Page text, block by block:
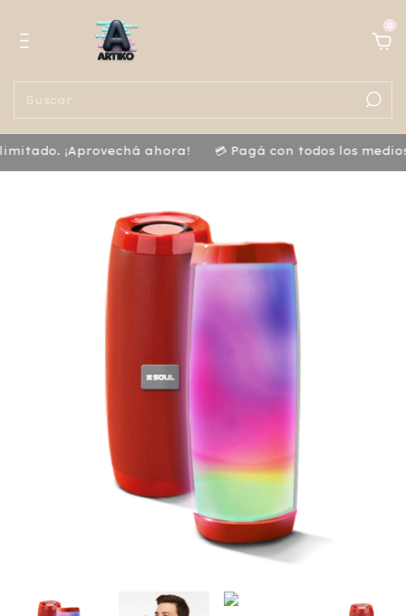
0
¡Aprovechá ahora! 💳 Pagá con todos los medios